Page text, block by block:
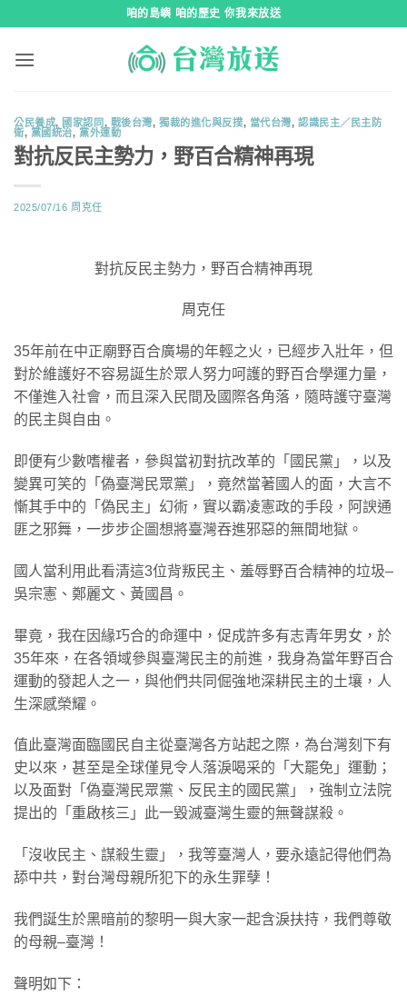
咱的島嶼 咱的歷史 你我來放送
公民養成, 國家認同, 戰後台灣,獨裁的進化與反撲, 當代台灣,認識民主／民主防
衛, 黨國統治,黨外運動
對抗反民主勢力，野百合精神再現
2025/07/16 周克任
對抗反民主勢力，野百合精神再現
周克任
35年前在中正廟野百合廣場的年輕之火，已經步入壯年，但
對於維護好不容易誕生於眾人努力呵護的野百合學運力量，
不僅進入社會，而且深入民間及國際各角落，隨時護守臺灣
的民主與自由。
即便有少數嗜權者，參與當初對抗改革的「國民黨」，以及
變異可笑的「偽臺灣民眾黨」，竟然當著國人的面，大言不
慚其手中的「偽民主」幻術，實以霸凌憲政的手段，阿諛通
匪之邪舞，一步步企圖想將臺灣吞進邪惡的無間地獄。
國人當利用此看清這3位背叛民主、羞辱野百合精神的垃圾–
吳宗憲、鄭麗文、黃國昌。
畢竟，我在因緣巧合的命運中，促成許多有志青年男女，於
35年來，在各領域參與臺灣民主的前進，我身為當年野百合
運動的發起人之一，與他們共同倔強地深耕民主的土壤，人
生深感榮耀。
值此臺灣面臨國民自主從臺灣各方站起之際，為台灣刻下有
史以來，甚至是全球僅見令人落淚喝采的「大罷免」運動；
以及面對「偽臺灣民眾黨、反民主的國民黨」，強制立法院
提出的「重啟核三」此一毀滅臺灣生靈的無聲謀殺。
「沒收民主、謀殺生靈」，我等臺灣人，要永遠記得他們為
舔中共，對台灣母親所犯下的永生罪孽！
我們誕生於黑暗前的黎明一與大家一起含淚扶持，我們尊敬
的母親–臺灣！
聲明如下：